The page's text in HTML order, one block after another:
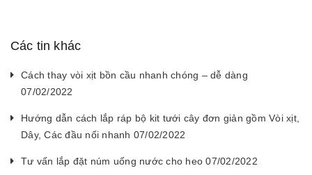
Các tin khác
Cách thay vòi xịt bồn cầu nhanh chóng – dễ dàng
07/02/2022
Hướng dẫn cách lắp ráp bộ kit tưới cây đơn giản gồm Vòi xịt,
Dây, Các đầu nối nhanh 07/02/2022
Tư vấn lắp đặt núm uống nước cho heo 07/02/2022